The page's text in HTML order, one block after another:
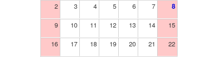
2 3 4 5 6 7 8
9 10 11 12 13 14 15
16 17 18 19 20 21 22